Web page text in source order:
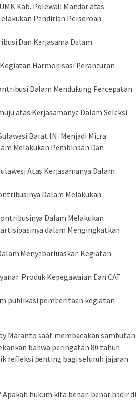
Kab. Polewali Mandar atas
Pendirian Perseroan
Dan Kerjasama Dalam
Harmonisasi Peranturan
Dalam Mendukung Percepatan
atas Kerjasamanya Dalam Seleksi
Barat INI Menjadi Mitra
Melakukan Pembinaan Dan
Atas Kerjasamanya Dalam
Dalam Melakukan
Dalam Melakukan
dalam Mengingkatkan
Menyebarluaskan Kegiatan
Produk Kepegawaian Dan CAT
publikasi pemberitaan kegiatan
Maranto saat membacakan sambutan
bahwa peringatan 80 tahun
refleksi penting bagi seluruh jajaran
hukum kita benar-benar hadir di